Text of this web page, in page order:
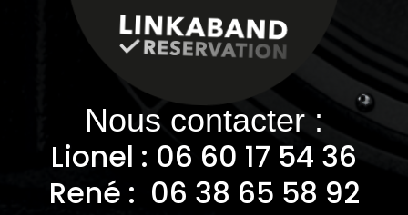
Nous contacter :
Lionel : 06 60 17 54 36
René : 06 38 65 58 92